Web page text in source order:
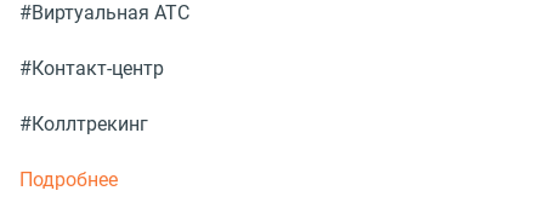
#Виртуальная АТС
#Контакт-центр
#Коллтрекинг
Подробнее